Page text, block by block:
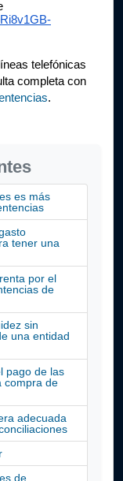
telefónicas
completa con
.
es más
tener una
por el
de
sin
una entidad
pago de las
compra de
adecuada
de